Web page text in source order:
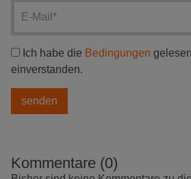
Ich habe die Bedingungen
einverstanden.
Kommentare (0)